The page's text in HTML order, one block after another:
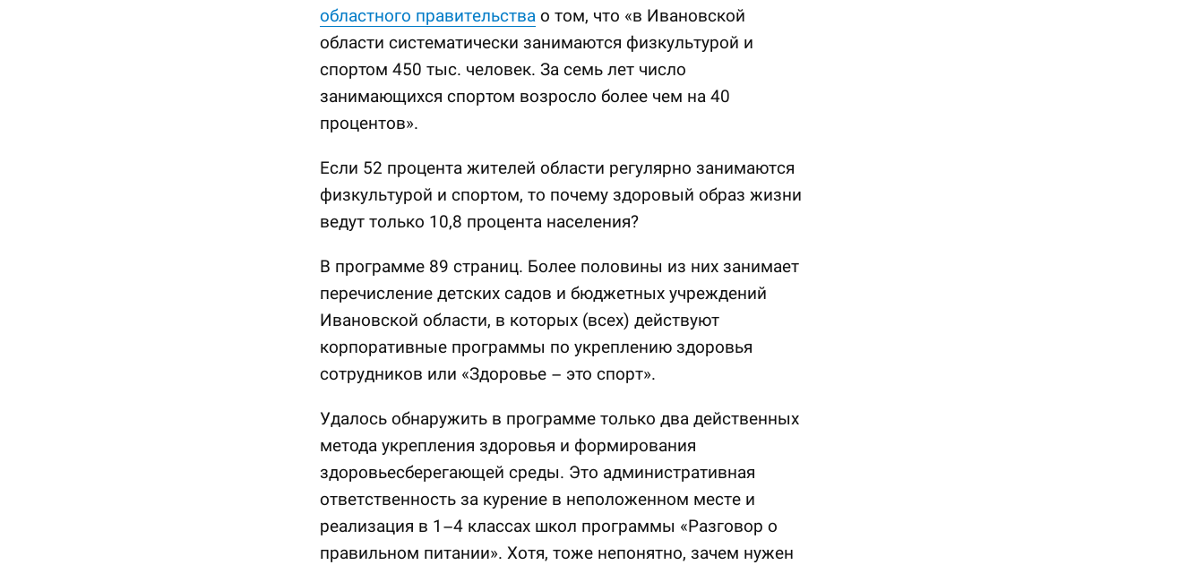
областного правительствао том, что «в Ивановской
области систематически занимаются физкультурой и
спортом 450 тыс. человек. За семь лет число
занимающихся спортом возросло более чем на 40
процентов».
Если 52 процента жителей области регулярно занимаются
физкультурой и спортом, то почему здоровый образ жизни
ведут только 10,8 процента населения?
В программе 89 страниц. Более половины из них занимает
перечисление детских садов и бюджетных учреждений
Ивановской области, в которых (всех) действуют
корпоративные программы по укреплению здоровья
сотрудников или «Здоровье – это спорт».
Удалось обнаружить в программе только два действенных
метода укрепления здоровья и формирования
здоровьесберегающей среды. Это административная
ответственность за курение в неположенном месте и
реализация в 1–4 классах школ программы «Разговор о
правильном питании». Хотя, тоже непонятно, зачем нужен